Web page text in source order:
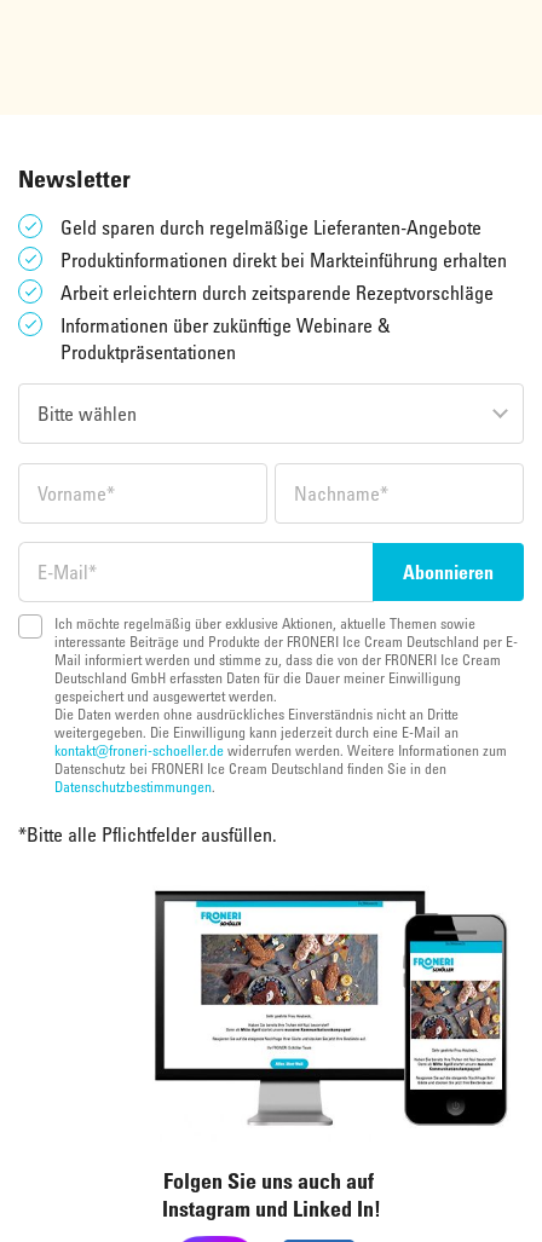
Newsletter
Geld sparen durch regelmäßige Lieferanten-Angebote
Produktinformationen direkt bei Markteinführung erhalten
Arbeit erleichtern durch zeitsparende Rezeptvorschläge
Informationen über zukünftige Webinare &
Produktpräsentationen
Ich möchte regelmäßig über exklusive Aktionen, aktuelle Themen sowie
interessante Beiträge und Produkte der FRONERI Ice Cream Deutschland per E-
Mail informiert werden und stimme zu, dass die von der FRONERI Ice Cream
Deutschland GmbH erfassten Daten für die Dauer meiner Einwilligung
gespeichert und ausgewertet werden.
Die Daten werden ohne ausdrückliches Einverständnis nicht an Dritte
weitergegeben. Die Einwilligung kann jederzeit durch eine E-Mail an
kontakt@froneri-schoeller.dewiderrufen werden. Weitere Informationen zum
Datenschutz bei FRONERI Ice Cream Deutschland finden Sie in den
Datenschutzbestimmungen.
*Bitte alle Pflichtfelder ausfüllen.
Folgen Sie uns auch auf
Instagram und Linked In!